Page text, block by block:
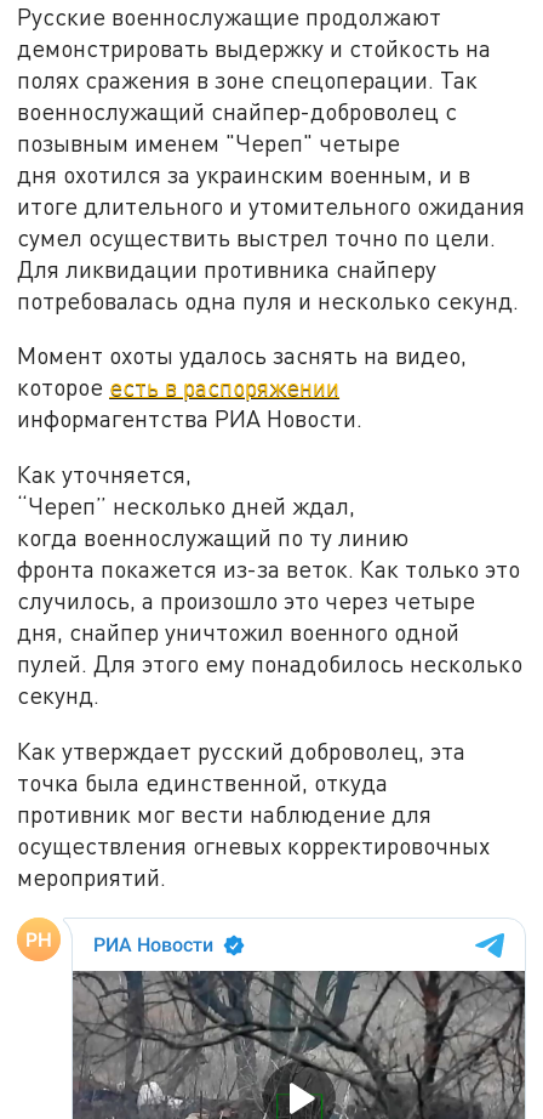
Русские военнослужащие продолжают
демонстрировать выдержку и стойкость на
полях сражения в зоне спецоперации. Так
военнослужащий снайпер-доброволец с
позывным именем "Череп" четыре
дня охотился за украинским военным, и в
итоге длительного и утомительного ожидания
сумел осуществить выстрел точно по цели.
Для ликвидации противника снайперу
потребовалась одна пуля и несколько секунд.
Момент охоты удалось заснять на видео,
которое есть в распоряжении
информагентства РИА Новости.
Как уточняется,
“Череп” несколько дней ждал,
когда военнослужащий по ту линию
фронта покажется из-за веток. Как только это
случилось, а произошло это через четыре
дня, снайпер уничтожил военного одной
пулей. Для этого ему понадобилось несколько
секунд.
Как утверждает русский доброволец, эта
точка была единственной, откуда
противник мог вести наблюдение для
осуществления огневых корректировочных
мероприятий.